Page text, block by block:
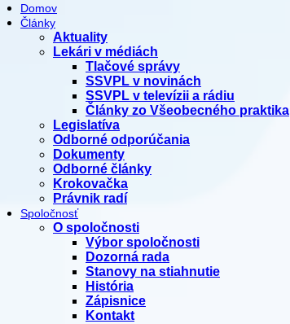
Domov
Články
Aktuality
Lekári v médiách
Tlačové správy
SSVPL v novinách
SSVPL v televízii a rádiu
Články zo Všeobecného praktika
Legislatíva
Odborné odporúčania
Dokumenty
Odborné články
Krokovačka
Právnik radí
Spoločnosť
O spoločnosti
Výbor spoločnosti
Dozorná rada
Stanovy na stiahnutie
História
Zápisnice
Kontakt